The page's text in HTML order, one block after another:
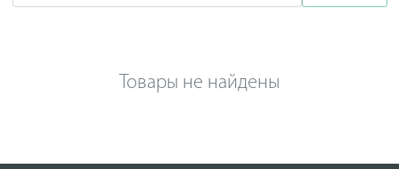
Товары не найдены